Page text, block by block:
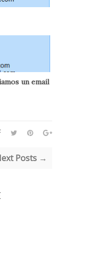
un email
Posts →